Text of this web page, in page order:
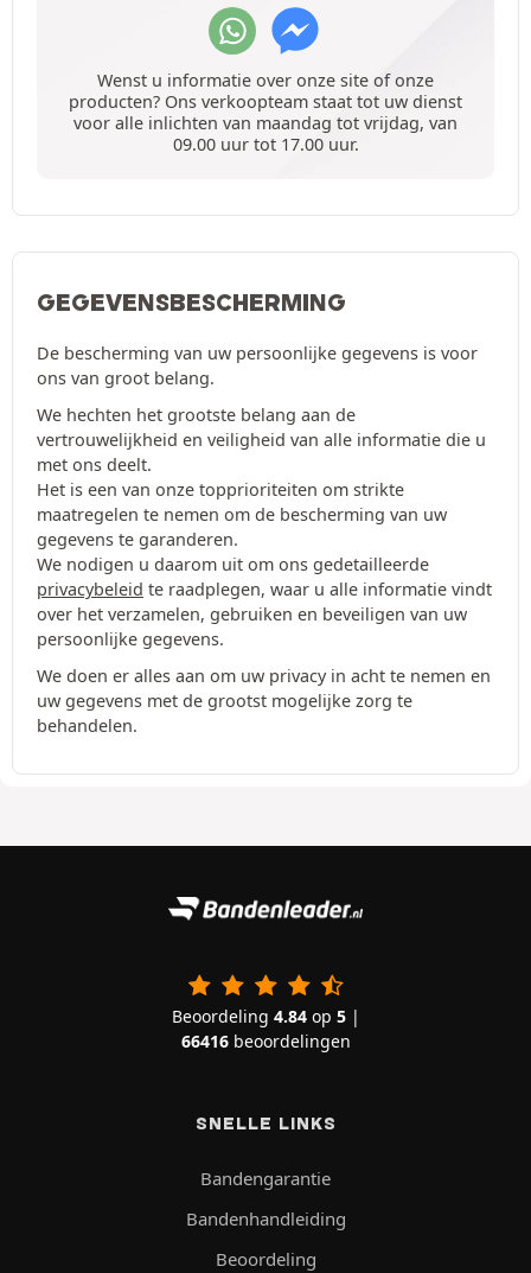
Wenst u informatie over onze site of onze
producten? Ons verkoopteam staat tot uw dienst
voor alle inlichten van maandag tot vrijdag, van
09.00 uur tot 17.00 uur.
GEGEVENSBESCHERMING
De bescherming van uw persoonlijke gegevens is voor
ons van groot belang.
We hechten het grootste belang aan de
vertrouwelijkheid en veiligheid van alle informatie die u
met ons deelt.
Het is een van onze topprioriteiten om strikte
maatregelen te nemen om de bescherming van uw
gegevens te garanderen.
We nodigen u daarom uit om ons gedetailleerde
privacybeleid te raadplegen, waar u alle informatie vindt
over het verzamelen, gebruiken en beveiligen van uw
persoonlijke gegevens.
We doen er alles aan om uw privacy in acht te nemen en
uw gegevens met de grootst mogelijke zorg te
behandelen.
Beoordeling 4.84op 5|
66416beoordelingen
SNELLE LINKS
Bandengarantie
Bandenhandleiding
Beoordeling